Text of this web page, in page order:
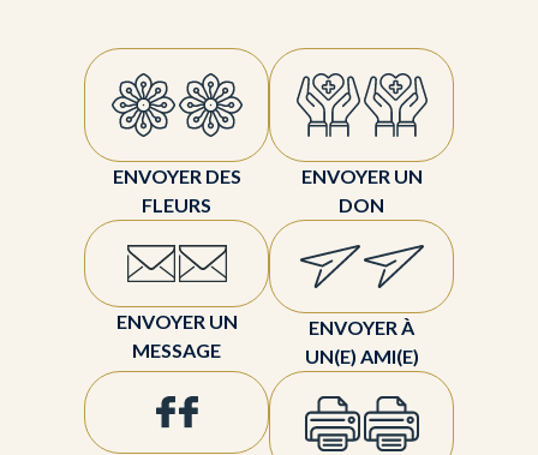
ENVOYER DES
FLEURS
ENVOYER UN
DON
ENVOYER UN
MESSAGE
ENVOYER À
UN(E) AMI(E)